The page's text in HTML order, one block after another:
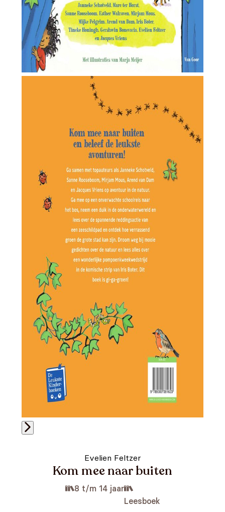
Evelien Feltzer
Kom mee naar buiten
8 t/m 14 jaar
Leesboek